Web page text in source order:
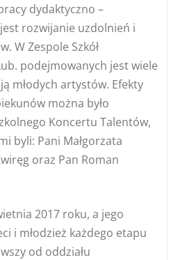
dydaktyczno –
rozwijanie uzdolnień i
W Zespole Szkół
podejmowanych jest wiele
młodych artystów. Efekty
można było
Koncertu Talentów,
byli: Pani Małgorzata
oraz Pan Roman
2017 roku, a jego
i młodzież każdego etapu
od oddziału